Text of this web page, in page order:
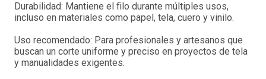
Durabilidad: Mantiene el filo durante múltiples usos,
incluso en materiales como papel, tela, cuero y vinilo.
Uso recomendado: Para profesionales y artesanos que
buscan un corte uniforme y preciso en proyectos de tela
y manualidades exigentes.